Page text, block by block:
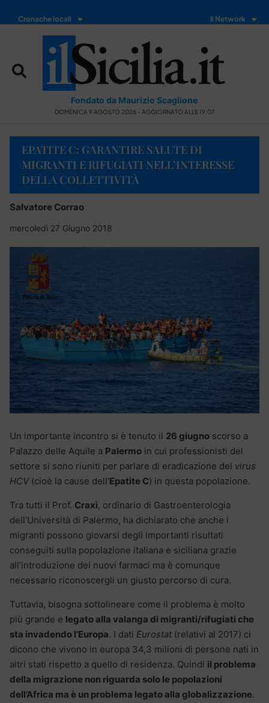
Cronache locali Il Network
Fondato da Maurizio Scaglione
DOMENICA 9 AGOSTO 2026 - AGGIORNATO ALLE 19:07
EPATITE C: GARANTIRE SALUTE DI
MIGRANTI E RIFUGIATI NELL’INTERESSE
DELLA COLLETTIVITÀ
Salvatore Corrao
mercoledì 27 Giugno 2018
Un importante incontro si è tenuto il 26 giugno scorso a
Palazzo delle Aquile a Palermo in cui professionisti del
settore si sono riuniti per parlare di eradicazione del virus
HCV(cioè la cause dell’Epatite C) in questa popolazione.
Tra tutti il Prof. Craxì, ordinario di Gastroenterologia
dell’Università di Palermo, ha dichiarato che anche i
migranti possono giovarsi degli importanti risultati
conseguiti sulla popolazione italiana e siciliana grazie
all’introduzione dei nuovi farmaci ma è comunque
necessario riconoscergli un giusto percorso di cura.
Tuttavia, bisogna sottolineare come il problema è molto
più grande e legato alla valanga di migranti/rifugiati che
sta invadendo l’Europa. I dati Eurostat (relativi al 2017) ci
dicono che vivono in europa 34,3 milioni di persone nati in
altri stati rispetto a quello di residenza. Quindi il problema
della migrazione non riguarda solo le popolazioni
dell’Africa ma è un problema legato alla globalizzazione.